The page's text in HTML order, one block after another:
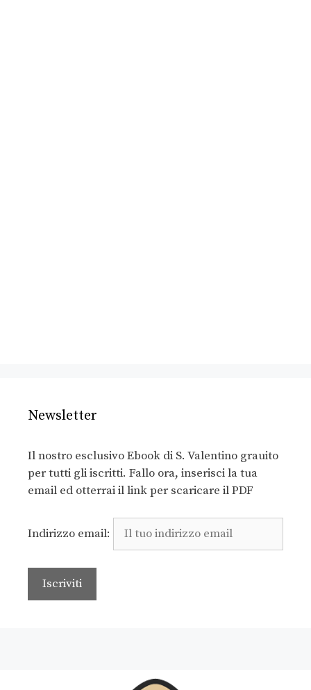
Newsletter
Il nostro esclusivo Ebook di S. Valentino grauito
per tutti gli iscritti. Fallo ora, inserisci la tua
email ed otterrai il link per scaricare il PDF
Indirizzo email: